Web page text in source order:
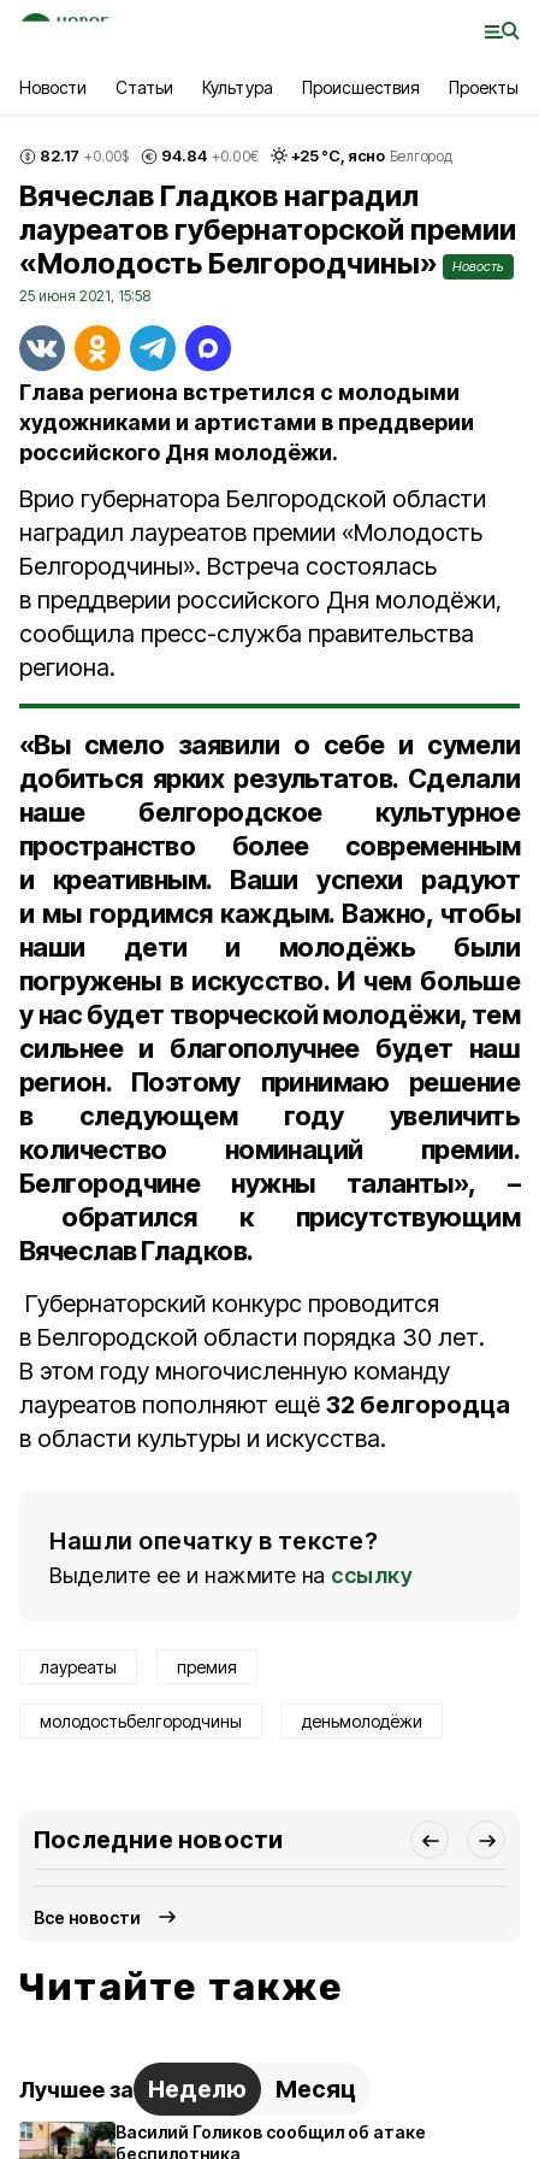
Новости Статьи Культура Происшествия Проекты
82.17 +0.00$ 94.84 +0.00€ +25°С, ясно Белгород
Вячеслав Гладков наградил
лауреатов губернаторской премии
«Молодость Белгородчины»
Новость
25 июня 2021, 15:58
Глава региона встретился с молодыми
художниками и артистами в преддверии
российского Дня молодёжи.
Врио губернатора Белгородской области
наградил лауреатов премии «Молодость
Белгородчины». Встреча состоялась
в преддверии российского Дня молодёжи,
сообщила пресс-служба правительства
региона.
«Вы смело заявили о себе и сумели
добиться ярких результатов. Сделали
наше белгородское культурное
пространство более современным
и креативным. Ваши успехи радуют
и мы гордимся каждым. Важно, чтобы
наши дети и молодёжь были
погружены в искусство. И чем больше
у нас будет творческой молодёжи, тем
сильнее и благополучнее будет наш
регион. Поэтому принимаю решение
в следующем году увеличить
количество номинаций премии.
Белгородчине нужны таланты», –
обратился к присутствующим
Вячеслав Гладков.
Губернаторский конкурс проводится
в Белгородской области порядка 30 лет.
В этом году многочисленную команду
лауреатов пополняют ещё 32 белгородца
в области культуры и искусства.
Нашли опечатку в тексте?
Выделите ее и нажмите на ссылку
лауреаты премия
молодостьбелгородчины деньмолодёжи
Последние новости
Все новости
Читайте также
Лучшее за Неделю Месяц
Василий Голиков сообщил об атаке
беспилотника